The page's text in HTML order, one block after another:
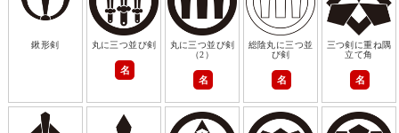
鍬形剣 丸に三つ並び剣
名
丸に三つ並び剣
（2）
名
総陰丸に三つ並
び剣
名
三つ剣に重ね隅
立て角
名